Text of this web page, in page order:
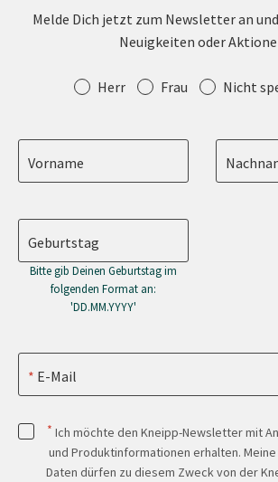
Melde Dich jetzt zum Newsletter an
Neuigkeiten oder
Anrede Herr Frau Nicht
Vorname
Geburtstag
Bitte gib Deinen Geburtstag im
folgenden Format an:
'DD.MM.YYYY'
E-Mail
* Ich möchte den Kneipp-Newsletter mit
und Produktinformationen erhalten.
Daten dürfen zu diesem Zweck von der